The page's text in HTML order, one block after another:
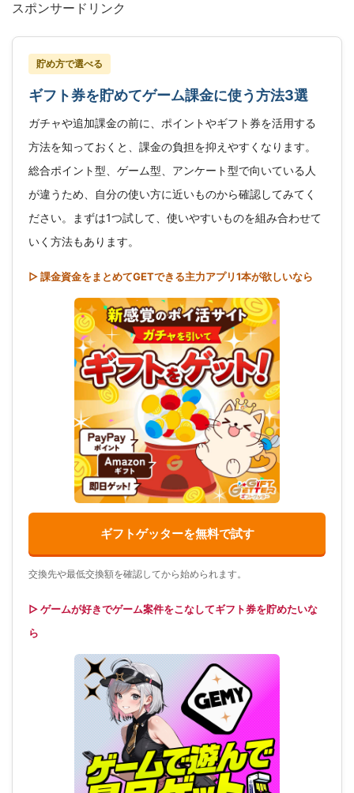
スポンサードリンク
貯め方で選べる
ギフト券を貯めてゲーム課金に使う方法3選
ガチャや追加課金の前に、ポイントやギフト券を活用する
方法を知っておくと、課金の負担を抑えやすくなります。
総合ポイント型、ゲーム型、アンケート型で向いている人
が違うため、自分の使い方に近いものから確認してみてく
ださい。まずは1つ試して、使いやすいものを組み合わせて
いく方法もあります。
▷ 課金資金をまとめてGETできる主力アプリ1本が欲しいなら
ギフトゲッターを無料で試す
交換先や最低交換額を確認してから始められます。
▷ ゲームが好きでゲーム案件をこなしてギフト券を貯めたいな
ら